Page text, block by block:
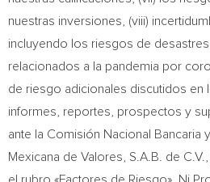
nuestras inversiones, (viii)
incluyendo los riesgos de
relacionados a la pandemia por
de riesgo adicionales discutidos en
informes, reportes, prospectos y
ante la Comisión Nacional Bancaria
Mexicana de Valores, S.A.B. de